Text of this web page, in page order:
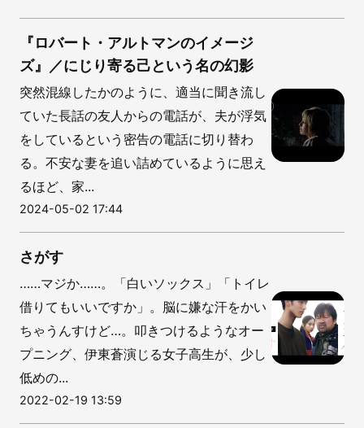
『ロバート・アルトマンのイメージ
ズ』／にじり寄る己という名の幻影
突然混線したかのように、適当に聞き流し
ていた長話の友人からの電話が、夫が浮気
をしているという密告の電話に切り替わ
る。不安な妻を追い詰めているように思え
るほど、家...
2024-05-02 17:44
さがす
……マジか……。「白いソックス」「トイレ
借りてもいいですか」。脳に嫌な汗をかい
ちゃうんすけど…。叩きつけるようなオー
プニング、伊東蒼演じる女子高生が、少し
低めの...
2022-02-19 13:59